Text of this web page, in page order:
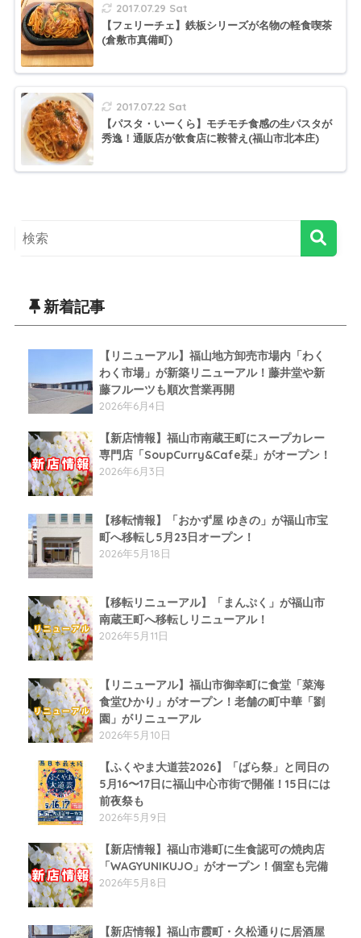
2017.07.29 Sat
【フェリーチェ】鉄板シリーズが名物の軽食喫茶
(倉敷市真備町)
2017.07.22 Sat
【パスタ・いーくら】モチモチ食感の生パスタが
秀逸！通販店が飲食店に鞍替え(福山市北本庄)
新着記事
【リニューアル】福山地方卸売市場内「わく
わく市場」が新築リニューアル！藤井堂や新
藤フルーツも順次営業再開
2026年6月4日
【新店情報】福山市南蔵王町にスープカレー
専門店「SoupCurry&Cafe栞」がオープン！
2026年6月3日
【移転情報】「おかず屋 ゆきの」が福山市宝
町へ移転し5月23日オープン！
2026年5月18日
【移転リニューアル】「まんぷく」が福山市
南蔵王町へ移転しリニューアル！
2026年5月11日
【リニューアル】福山市御幸町に食堂「菜海
食堂ひかり」がオープン！老舗の町中華「劉
園」がリニューアル
2026年5月10日
【ふくやま大道芸2026】「ばら祭」と同日の
5月16〜17日に福山中心市街で開催！15日には
前夜祭も
2026年5月9日
【新店情報】福山市港町に生食認可の焼肉店
「WAGYUNIKUJO」がオープン！個室も完備
2026年5月8日
【新店情報】福山市霞町・久松通りに居酒屋